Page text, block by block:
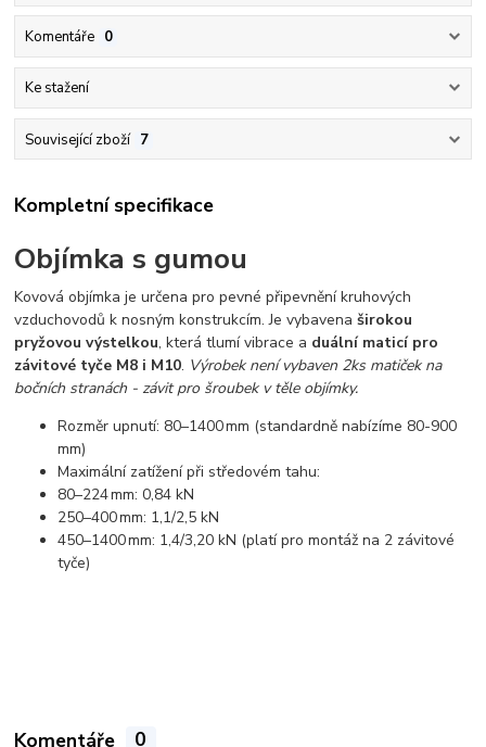
Komentáře 0
Ke stažení
Související zboží 7
Kompletní specifikace
Objímka s gumou
Kovová objímka je určena pro pevné připevnění kruhových
vzduchovodů k nosným konstrukcím. Je vybavenaširokou
pryžovou výstelkou, která tlumí vibrace a duální maticí pro
závitové tyče M8 i M10. Výrobek není vybaven 2ks matiček na
bočních stranách - závit pro šroubek v těle objímky.
Rozměr upnutí: 80–1400 mm (standardně nabízíme 80-900
mm)
Maximální zatížení při středovém tahu:
80–224 mm: 0,84 kN
250–400 mm: 1,1/2,5 kN
450–1400 mm: 1,4/3,20 kN (platí pro montáž na 2 závitové
tyče)
Komentáře 0